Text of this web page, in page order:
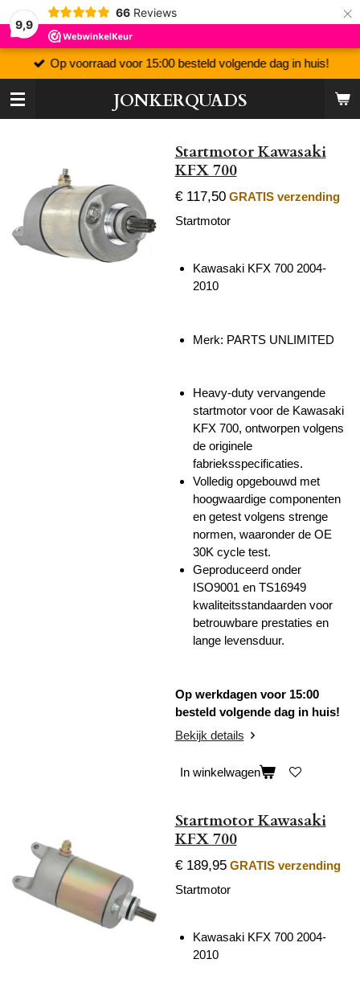
9,9
66 Reviews ×
JONKERQUADS
Op voorraad voor 15:00 besteld volgende dag in huis!
Startmotor Kawasaki
KFX 700
€ 117,50 GRATIS verzending
Startmotor
Kawasaki KFX 700 2004-
2010
Merk: PARTS UNLIMITED
Heavy-duty vervangende
startmotor voor de Kawasaki
KFX 700, ontworpen volgens
de originele
fabrieksspecificaties.
Volledig opgebouwd met
hoogwaardige componenten
en getest volgens strenge
normen, waaronder de OE
30K cycle test.
Geproduceerd onder
ISO9001 en TS16949
kwaliteitsstandaarden voor
betrouwbare prestaties en
lange levensduur.
Op werkdagen voor 15:00
besteld volgende dag in huis!
Bekijk details
In winkelwagen
Startmotor Kawasaki
KFX 700
€ 189,95 GRATIS verzending
Startmotor
Kawasaki KFX 700 2004-
2010